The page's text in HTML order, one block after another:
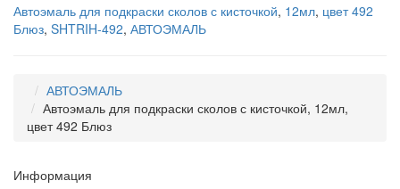
Автоэмаль для подкраски сколов с кисточкой, 12мл, цвет 492
Блюз, SHTRIH-492, АВТОЭМАЛЬ
АВТОЭМАЛЬ
Автоэмаль для подкраски сколов с кисточкой, 12мл,
цвет 492 Блюз
Информация